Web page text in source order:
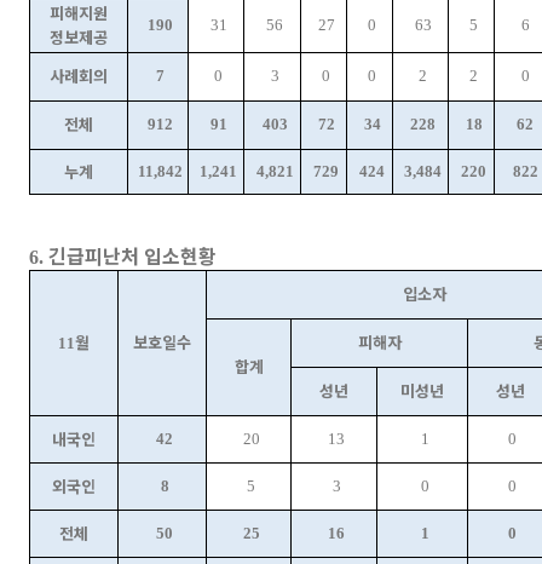
피해지원
정보제공
190 31 56 27 0 63 5 6
사례회의 7 0 3 0 0 2 2 0
전체 912 91 403 72 34 228 18 62
누계 11,842 1,241 4,821 729 424 3,484 220 822
6. 긴급피난처 입소현황
11월 보호일수
입소자
합계
피해자
성년 미성년 성년
내국인 42 20 13 1 0
외국인 8 5 3 0 0
전체 50 25 16 1 0